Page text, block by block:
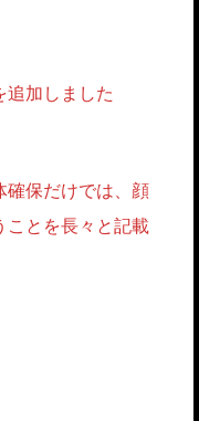
加しました
保だけでは、顔
ことを長々と記載